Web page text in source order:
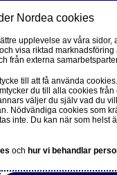
Nordea cookies
upplevelse av våra sidor,
visa riktad
från externa
till att få använda
du till alla cookies
väljer du själv vad du
Nödvändiga cookies som
inte. Du kan när som helst
och hur vi behandlar